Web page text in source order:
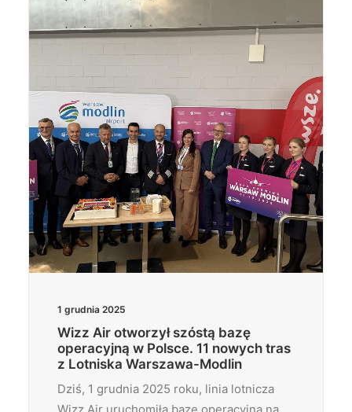
1 grudnia 2025
Wizz Air otworzył szóstą bazę
operacyjną w Polsce. 11 nowych tras
z Lotniska Warszawa-Modlin
Dziś, 1 grudnia 2025 roku, linia lotnicza